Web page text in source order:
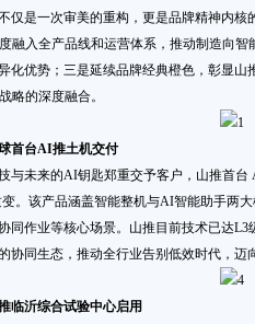
仅是一次审美的重构，更是品牌精神内
融入全产品线和运营体系，推动制造向
化优势；三是延续品牌经典橙色，彰显
略的深度融合。
首台AI推土机交付
与未来的AI钥匙郑重交予客户，山推首
变。该产品涵盖智能整机与AI智能助手两
同作业等核心场景。山推目前技术已达
协同生态，推动全行业告别低效时代，迈
临沂综合试验中心启用